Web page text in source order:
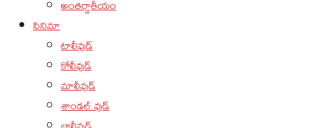
అంతర్జాతీయం
సినిమా
టాలీవుడ్
కోలీవుడ్
మాలీవుడ్
శాండల్ వుడ్